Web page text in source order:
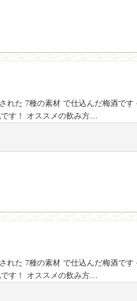
た 7種の素材 で仕込んだ梅酒です
す！ オススメの飲み方…
た 7種の素材 で仕込んだ梅酒です
す！ オススメの飲み方…